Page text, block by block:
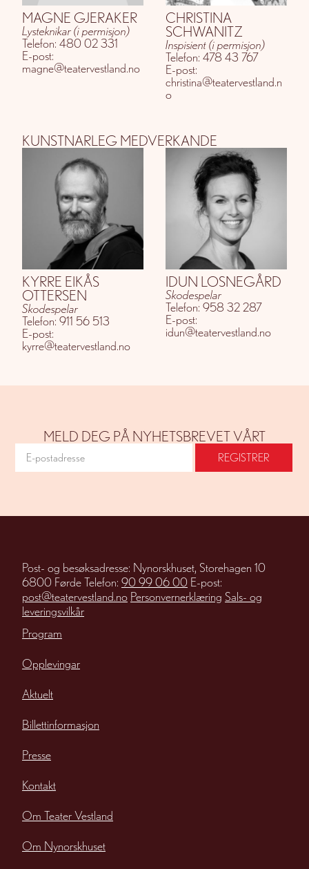
MAGNE GJERAKER
Lysteknikar (i permisjon)
Telefon: 480 02 331
E-post:
magne@teatervestland.no
CHRISTINA
SCHWANITZ
Inspisient (i permisjon)
Telefon: 478 43 767
E-post:
christina@teatervestland.n
o
KUNSTNARLEG MEDVERKANDE
KYRRE EIKÅS
OTTERSEN
Skodespelar
Telefon: 911 56 513
E-post:
kyrre@teatervestland.no
IDUN LOSNEGÅRD
Skodespelar
Telefon: 958 32 287
E-post:
idun@teatervestland.no
MELD DEG PÅ NYHETSBREVET VÅRT
Post- og besøksadresse: Nynorskhuset, Storehagen 10
6800 Førde Telefon: 90 99 06 00 E-post:
post@teatervestland.no Personvernerklæring Sals- og
leveringsvilkår
Program
Opplevingar
Aktuelt
Billettinformasjon
Presse
Kontakt
Om Teater Vestland
Om Nynorskhuset